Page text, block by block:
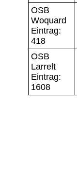
OSB
Woquard
Eintrag:
418
OSB
Larrelt
Eintrag:
1608